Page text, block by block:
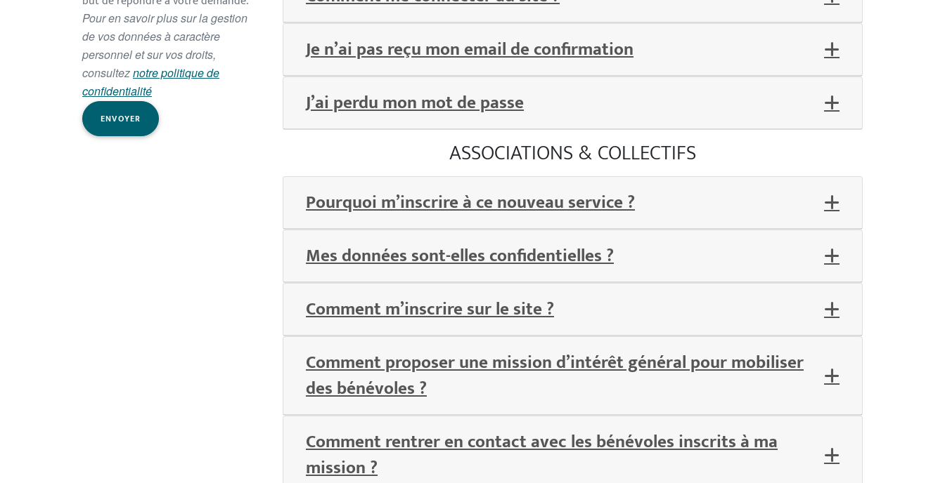
ce
champ
Pour en savoir plus sur la gestion
de vos données à caractère
personnel et sur vos droits,
consulteznotre politique de
confidentialité
ENVOYER
Je n’ai pas reçu mon email de confirmation
J’ai perdu mon mot de passe
ASSOCIATIONS & COLLECTIFS
Pourquoi m’inscrire à ce nouveau service ?
Mes données sont-elles confidentielles ?
Comment m’inscrire sur le site ?
Comment proposer une mission d’intérêt général pour mobiliser
des bénévoles ?
Comment rentrer en contact avec les bénévoles inscrits à ma
mission ?